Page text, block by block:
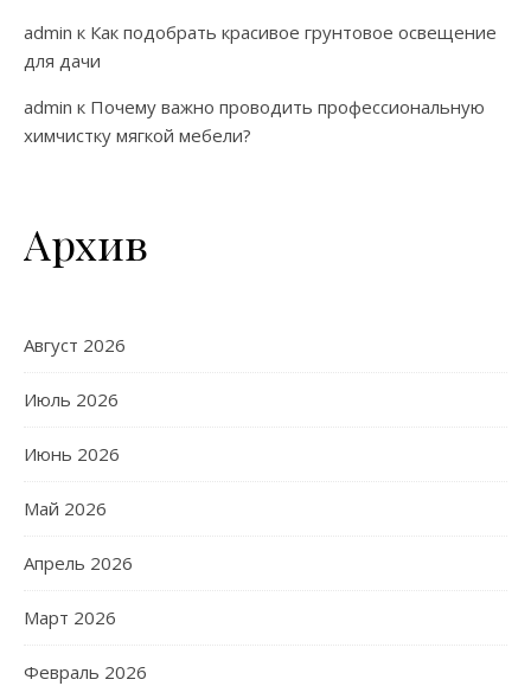
admin к Как подобрать красивое грунтовое освещение
для дачи
admin к Почему важно проводить профессиональную
химчистку мягкой мебели?
Архив
Август 2026
Июль 2026
Июнь 2026
Май 2026
Апрель 2026
Март 2026
Февраль 2026